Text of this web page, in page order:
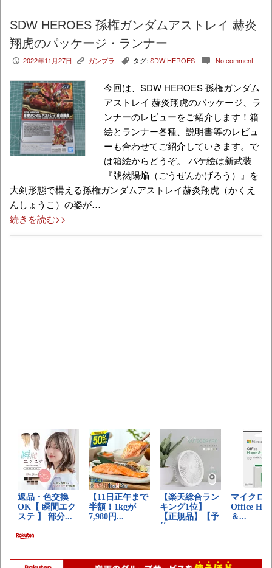
SDW HEROES 孫権ガンダムアストレイ 赫炎
翔虎のパッケージ・ランナー
P 2022年11月27日 K ガンプラ , タグ: SDW HEROES c No comment
今回は、SDW HEROES 孫権ガンダム
アストレイ 赫炎翔虎のパッケージ、ラ
ンナーのレビューをご紹介します！箱
絵とランナー各種、説明書等のレビュ
ーも合わせてご紹介していきます。で
は箱絵からどうぞ。 パケ絵は新武装
『號然陽焔（ごうぜんかげろう）』を
大剣形態で構える孫権ガンダムアストレイ赫炎翔虎（かくえ
んしょうこ）の姿が…
続きを読む>>